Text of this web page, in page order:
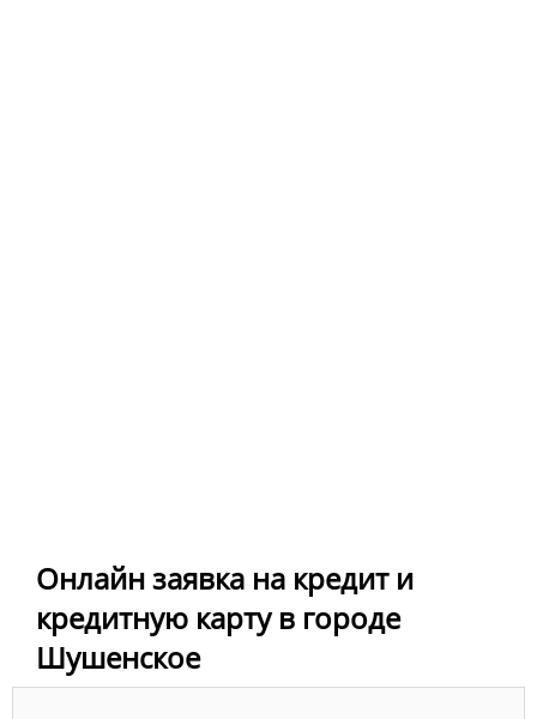
Онлайн заявка на кредит и
кредитную карту в городе
Шушенское